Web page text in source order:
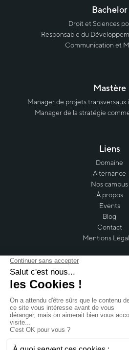
Bachelor
Droit et Sciences
Responsable du
Communication et
Mastère
Manager de projets transversaux
Manager de la stratégie
Liens
Domaine
Alternance
Nos campus
À propos
Events
Blog
Contact
Mentions
Retrouvez-nous sur nos